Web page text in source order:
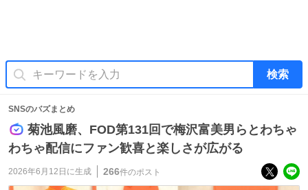
検索
SNSのバズまとめ
菊池風磨、FOD第131回で梅沢富美男らとわちゃ
わちゃ配信にファン歓喜と楽しさが広がる
2026年6月12日 に生成 266件のポスト